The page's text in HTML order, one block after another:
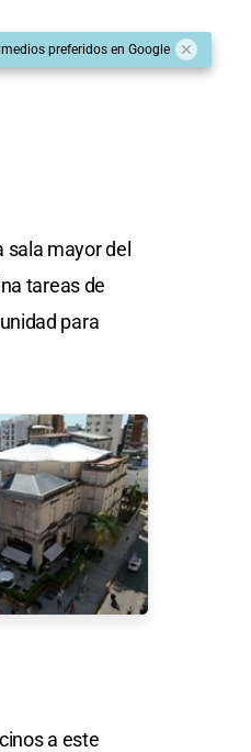
preferidos en Google
mayor del
tareas de
para
a este